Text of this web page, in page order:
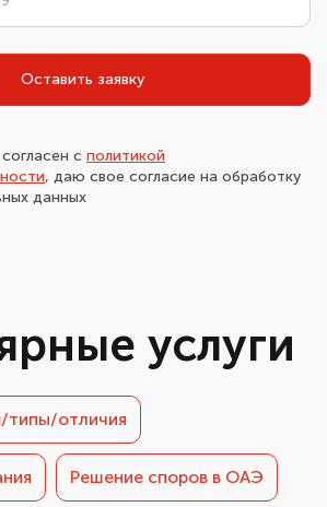
Оставить заявку
с политикой
, даю свое согласие на обработку
данных
услуги
отличия
Решение споров в ОАЭ